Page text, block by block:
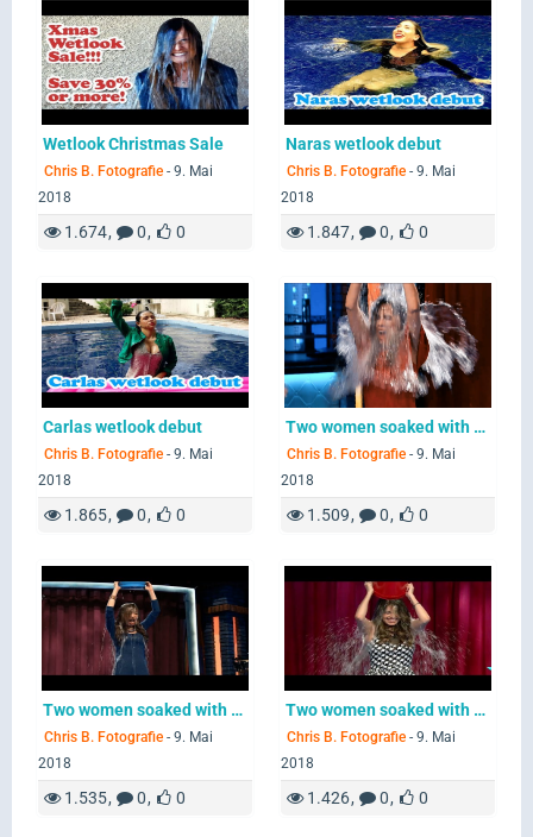
Wetlook Christmas Sale
Chris B. Fotografie - 9. Mai
2018
1.674 0 0
Naras wetlook debut
Chris B. Fotografie - 9. Mai
2018
1.847 0 0
Carlas wetlook debut
Chris B. Fotografie - 9. Mai
2018
1.865 0 0
Two women soaked with water buckets
Chris B. Fotografie - 9. Mai
2018
1.509 0 0
Two women soaked with water buckets
Chris B. Fotografie - 9. Mai
2018
1.535 0 0
Two women soaked with water buckets
Chris B. Fotografie - 9. Mai
2018
1.426 0 0